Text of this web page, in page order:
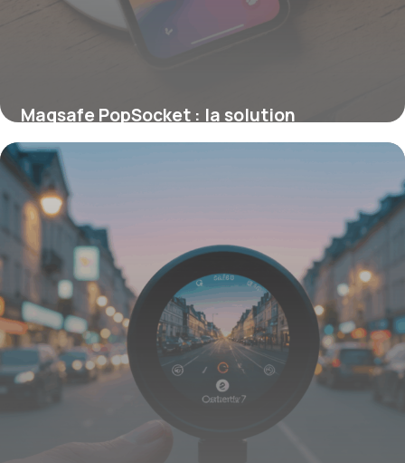
Magsafe PopSocket : la solution
magnétique pour améliorer votre iPhone
8 septembre 2025